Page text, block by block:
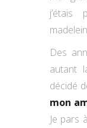
Des
autant
décidé
mon
Je pars